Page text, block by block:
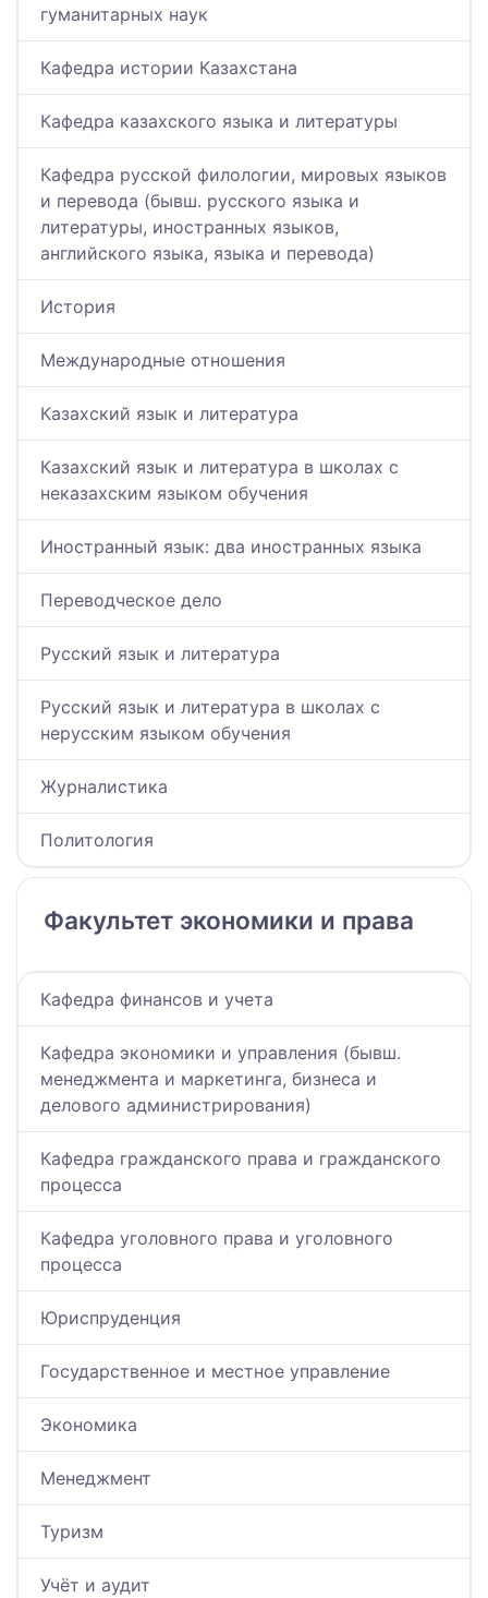
гуманитарных наук
Кафедра истории Казахстана
Кафедра казахского языка и литературы
Кафедра русской филологии, мировых языков
и перевода (бывш. русского языка и
литературы, иностранных языков,
английского языка, языка и перевода)
История
Международные отношения
Казахский язык и литература
Казахский язык и литература в школах с
неказахским языком обучения
Иностранный язык: два иностранных языка
Переводческое дело
Русский язык и литература
Русский язык и литература в школах с
нерусским языком обучения
Журналистика
Политология
Факультет экономики и права
Кафедра финансов и учета
Кафедра экономики и управления (бывш.
менеджмента и маркетинга, бизнеса и
делового администрирования)
Кафедра гражданского права и гражданского
процесса
Кафедра уголовного права и уголовного
процесса
Юриспруденция
Государственное и местное управление
Экономика
Менеджмент
Туризм
Учёт и аудит